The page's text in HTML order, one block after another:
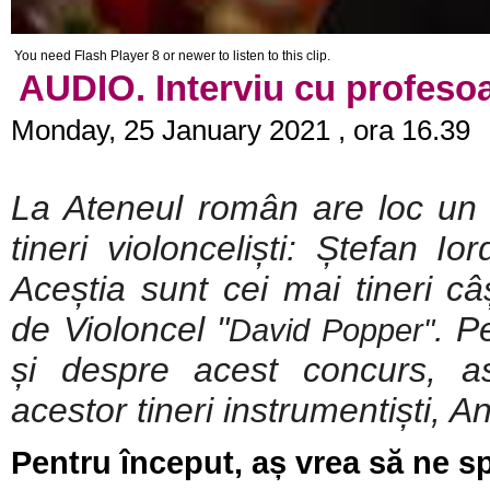
You need Flash Player 8 or newer to listen to this clip.
AUDIO. Interviu cu
Monday, 25 January 2021 , ora 16.39
La Ateneul român are loc
tineri violonceliști: Ștefan
Aceștia sunt cei mai tineri
de Violoncel "David Popper".
și despre acest concurs,
acestor tineri instrumentiști,
Pentru început, aș vrea să ne